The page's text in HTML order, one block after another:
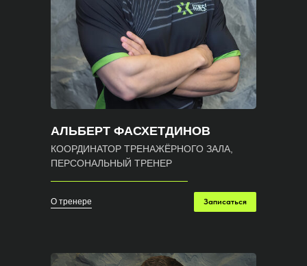
АЛЬБЕРТ ФАСХЕТДИНОВ
КООРДИНАТОР ТРЕНАЖЁРНОГО ЗАЛА,
ПЕРСОНАЛЬНЫЙ ТРЕНЕР
О тренере Записаться